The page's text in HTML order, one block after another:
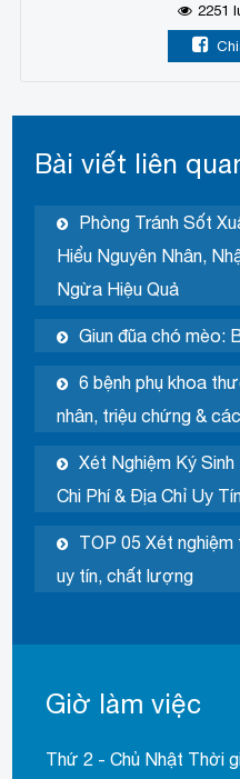
2251
Bài viết liên
Phòng Tránh Sốt
Hiểu Nguyên Nhân,
Ngừa Hiệu Quả
Giun đũa chó mèo:
6 bệnh phụ khoa
nhân, triệu chứng &
Xét Nghiệm Ký
Chi Phí & Địa Chỉ Uy
TOP 05 Xét
uy tín, chất lượng
Giờ làm việc
Thứ 2 - Chủ Nhật Thời